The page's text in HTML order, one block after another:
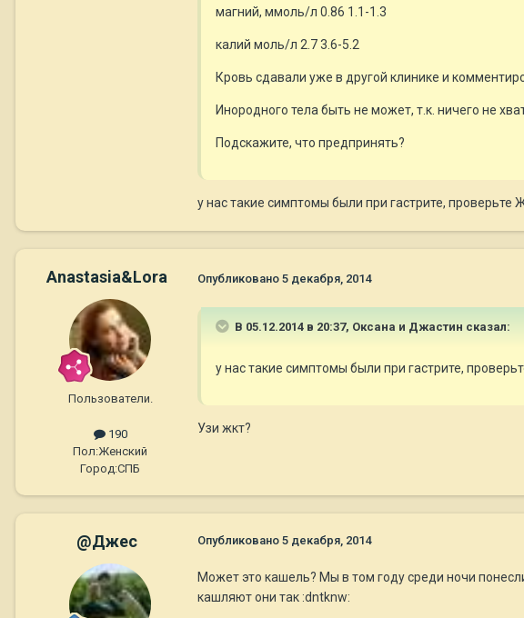
магний, ммоль/л 0.86 1.1-1.3
калий моль/л 2.7 3.6-5.2
Кровь сдавали уже в другой клинике и
Инородного тела быть не может, т.к. ничего не
Подскажите, что предпринять?
у нас такие симптомы были при гастрите, проверьте
Anastasia&Lora
Пользователи.
190
Пол:Женский
Город:СПБ
Опубликовано 5 декабря, 2014
В 05.12.2014 в 20:37, Оксана и Джастин сказал:
у нас такие симптомы были при гастрите,
Узи жкт?
@Джес Опубликовано 5 декабря, 2014
Может это кашель? Мы в том году среди ночи
кашляют они так :dntknw: